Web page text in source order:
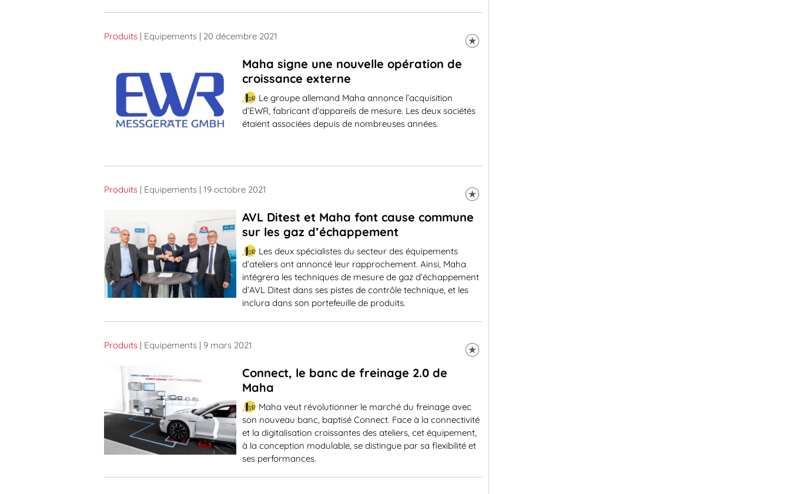
Produits | Equipements | 20 décembre 2021
Maha signe une nouvelle opération de
croissance externe
Le groupe allemand Maha annonce l’acquisition
d’EWR, fabricant d'appareils de mesure. Les deux sociétés
étaient associées depuis de nombreuses années.
Produits | Equipements | 19 octobre 2021
AVL Ditest et Maha font cause commune
sur les gaz d’échappement
Les deux spécialistes du secteur des équipements
d’ateliers ont annoncé leur rapprochement. Ainsi, Maha
intégrera les techniques de mesure de gaz d’échappement
d’AVL Ditest dans ses pistes de contrôle technique, et les
inclura dans son portefeuille de produits.
Produits | Equipements | 9 mars 2021
Connect, le banc de freinage 2.0 de
Maha
Maha veut révolutionner le marché du freinage avec
son nouveau banc, baptisé Connect. Face à la connectivité
et la digitalisation croissantes des ateliers, cet équipement,
à la conception modulable, se distingue par sa flexibilité et
ses performances.